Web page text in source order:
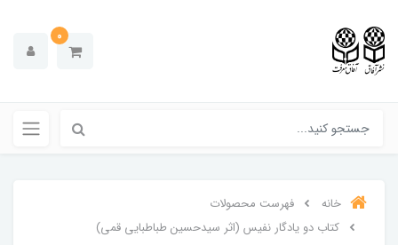
0
خانه
فهرست محصولات
کتاب دو یادگار نفیس (اثر سیدحسین طباطبایی قمی)